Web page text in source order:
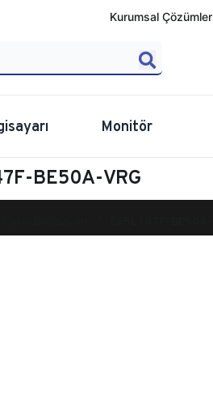
Kurumsal Çözümler
Monitör
BE50A-VRG